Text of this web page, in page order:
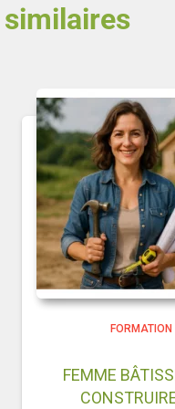
FORMATION
FEMME